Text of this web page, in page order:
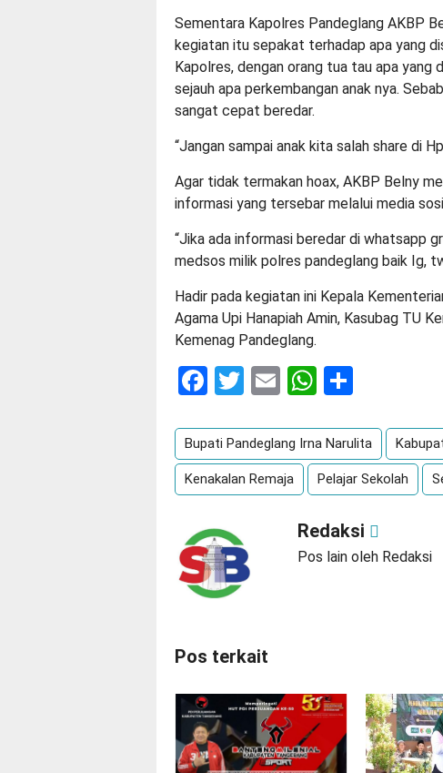
Sementara Kapolres Pandeglang AKBP
kegiatan itu sepakat terhadap apa yang
Kapolres, dengan orang tua tau apa yang
sejauh apa perkembangan anak nya.
sangat cepat beredar.
“Jangan sampai anak kita salah share di
Agar tidak termakan hoax, AKBP Belny
informasi yang tersebar melalui media
“Jika ada informasi beredar di whatsapp
medsos milik polres pandeglang baik Ig,
Hadir pada kegiatan ini Kepala
Agama Upi Hanapiah Amin, Kasubag TU
Kemenag Pandeglang.
Facebook
Twitter
EmailWhatsApp
Bupati Pandeglang Irna Narulita
Kenakalan Remaja Pelajar Sekolah
Redaksi
Pos lain oleh Redaksi
Pos terkait